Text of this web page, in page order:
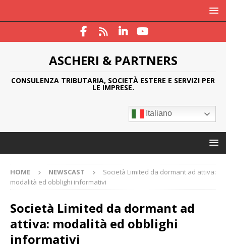
ASCHERI & PARTNERS
CONSULENZA TRIBUTARIA, SOCIETÀ ESTERE E SERVIZI PER
LE IMPRESE.
Italiano
HOME NEWSCAST
Società Limited da dormant ad attiva:
modalità ed obblighi informativi
Società Limited da dormant ad
attiva: modalità ed obblighi
informativi